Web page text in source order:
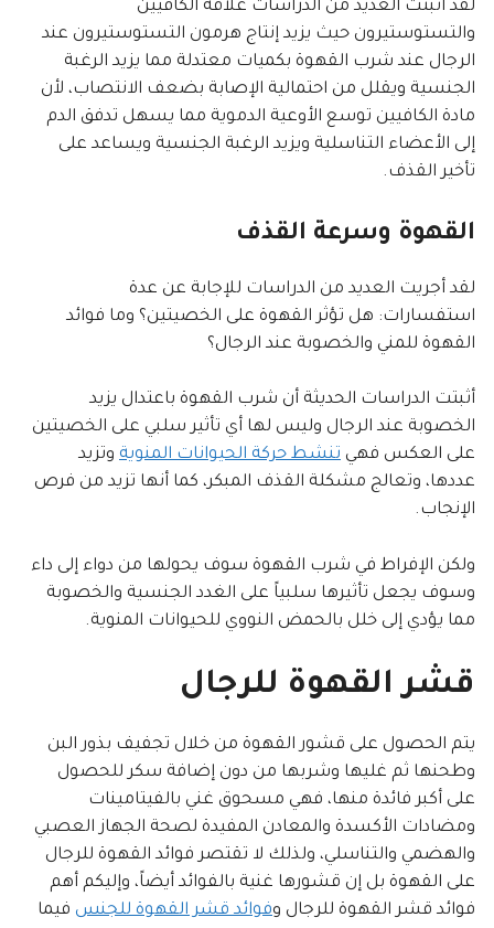
لقد أثبتت العديد من الدراسات علاقة الكافيين
والتستوستيرون حيث يزيد إنتاج هرمون التستوستيرون عند
الرجال عند شرب القهوة بكميات معتدلة مما يزيد الرغبة
الجنسية ويقلل من احتمالية الإصابة بضعف الانتصاب، لأن
مادة الكافيين توسع الأوعية الدموية مما يسهل تدفق الدم
إلى الأعضاء التناسلية ويزيد الرغبة الجنسية ويساعد على
تأخير القذف.
القهوة وسرعة القذف
لقد أجريت العديد من الدراسات للإجابة عن عدة
استفسارات: هل تؤثر القهوة على الخصيتين؟ وما فوائد
القهوة للمني والخصوبة عند الرجال؟
أثبتت الدراسات الحديثة أن شرب القهوة باعتدال يزيد
الخصوبة عند الرجال وليس لها أي تأثير سلبي على الخصيتين
على العكس فهي تنشط حركة الحيوانات المنوية وتزيد
عددها، وتعالج مشكلة القذف المبكر، كما أنها تزيد من فرص
الإنجاب.
ولكن الإفراط في شرب القهوة سوف يحولها من دواء إلى داء
وسوف يجعل تأثيرها سلبياً على الغدد الجنسية والخصوبة
مما يؤدي إلى خلل بالحمض النووي للحيوانات المنوية.
قشر القهوة للرجال
يتم الحصول على قشور القهوة من خلال تجفيف بذور البن
وطحنها ثم غليها وشربها من دون إضافة سكر للحصول
على أكبر فائدة منها، فهي مسحوق غني بالفيتامينات
ومضادات الأكسدة والمعادن المفيدة لصحة الجهاز العصبي
والهضمي والتناسلي، ولذلك لا تقتصر فوائد القهوة للرجال
على القهوة بل إن قشورها غنية بالفوائد أيضاً، وإليكم أهم
فوائد قشر القهوة للرجال وفوائد قشر القهوة للجنس فيما